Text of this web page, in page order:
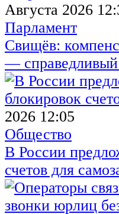
Августа 2026
Парламент
Свищёв:
—
2026 12:05
Общество
В России
счетов для